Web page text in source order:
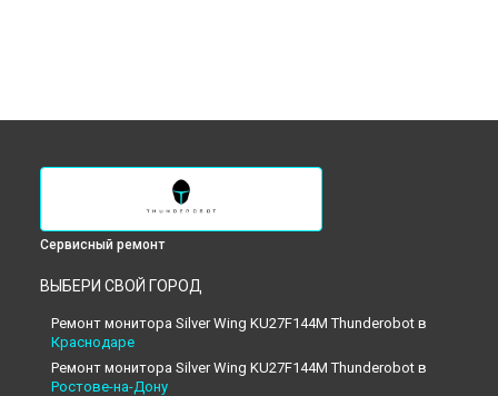
Сервисный ремонт
ВЫБЕРИ СВОЙ ГОРОД
Ремонт монитора Silver Wing KU27F144M Thunderobot в
Краснодаре
Ремонт монитора Silver Wing KU27F144M Thunderobot в
Ростове-на-Дону